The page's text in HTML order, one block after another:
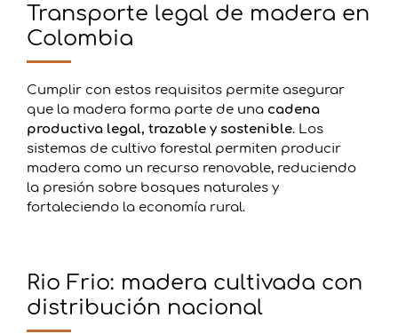
Transporte legal de madera en
Colombia
Cumplir con estos requisitos permite asegurar
que la madera forma parte de una cadena
productiva legal, trazable y sostenible. Los
sistemas de cultivo forestal permiten producir
madera como un recurso renovable, reduciendo
la presión sobre bosques naturales y
fortaleciendo la economía rural.
Rio Frio: madera cultivada con
distribución nacional